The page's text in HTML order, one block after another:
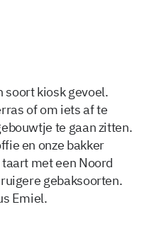
soort kiosk gevoel.
of om iets af te
te gaan zitten.
en onze bakker
met een Noord
gebaksoorten.
Emiel.